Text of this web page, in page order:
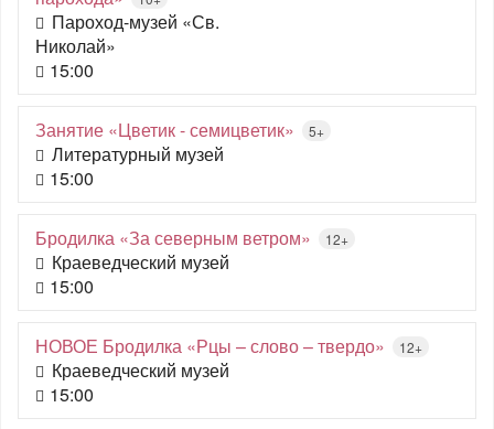
Пароход-музей «Св.
Николай»
15:00
Занятие «Цветик - семицветик» 5+
Литературный музей
15:00
Бродилка «За северным ветром» 12+
Краеведческий музей
15:00
НОВОЕ Бродилка «Рцы – слово – твердо» 12+
Краеведческий музей
15:00